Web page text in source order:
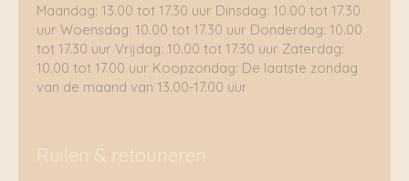
Maandag: 13.00 tot 17.30 uur Dinsdag: 10.00 tot 17.30
uur Woensdag: 10.00 tot 17.30 uur Donderdag: 10.00
tot 17.30 uur Vrijdag: 10.00 tot 17.30 uur Zaterdag:
10.00 tot 17.00 uur Koopzondag: De laatste zondag
van de maand van 13.00-17.00 uur
Ruilen & retouneren